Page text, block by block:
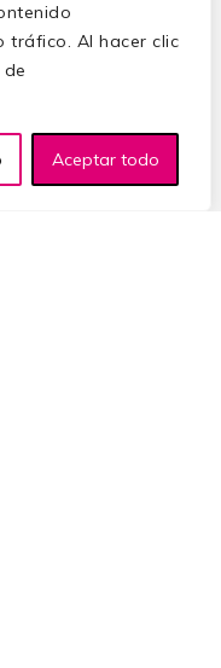
tráfico. Al hacer clic
Aceptar todo